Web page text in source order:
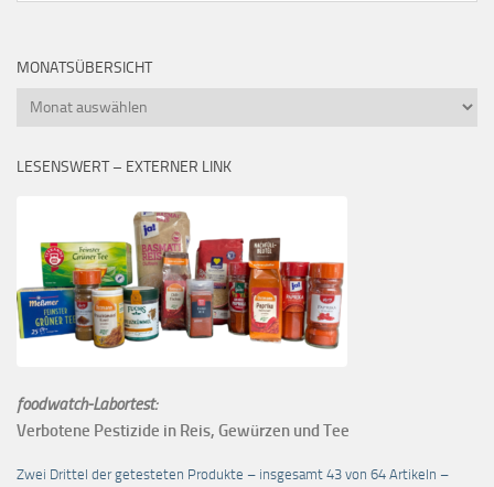
MONATSÜBERSICHT
Monatsübersicht
LESENSWERT – EXTERNER LINK
foodwatch-Labortest:
Verbotene Pestizide in Reis, Gewürzen und Tee
Zwei Drittel der getesteten Produkte – insgesamt 43 von 64 Artikeln –